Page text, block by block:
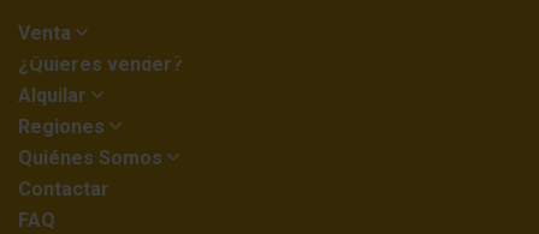
Venta
¿Quieres vender?
Alquilar
Regiones
Quiénes Somos
Contactar
FAQ